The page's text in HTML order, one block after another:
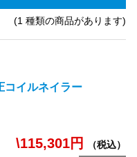
(1 種類の商品があります)
コイルネイラー
\115,301円 （税込）